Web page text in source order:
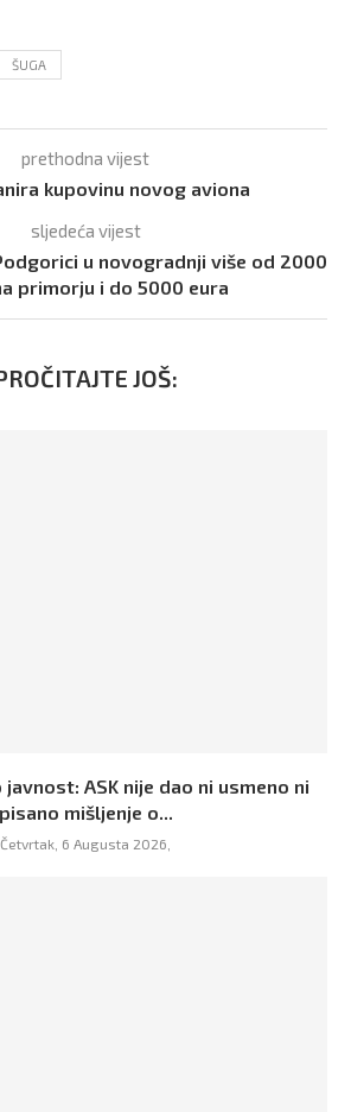
ŠUGA
prethodna vijest
kupovinu novog aviona
sljedeća vijest
u novogradnji više od 2000
primorju i do 5000 eura
JOŠ:
ASK nije dao ni usmeno ni
pisano mišljenje o...
Četvrtak, 6 Augusta 2026,